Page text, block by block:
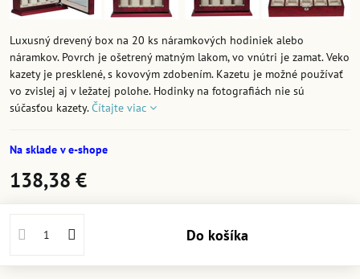
Luxusný drevený box na 20 ks náramkových hodiniek alebo
náramkov. Povrch je ošetrený matným lakom, vo vnútri je zamat. Veko
kazety je presklené, s kovovým zdobením. Kazetu je možné používať
vo zvislej aj v ležatej polohe. Hodinky na fotografiách nie sú
súčasťou kazety.Čítajte viac
Na sklade v e-shope
138,38 €
Do košíka